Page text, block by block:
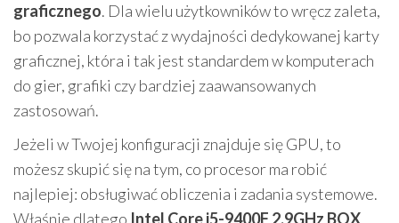
graficznego. Dla wielu użytkowników to wręcz zaleta,
bo pozwala korzystać z wydajności dedykowanej karty
graficznej, która i tak jest standardem w komputerach
do gier, grafiki czy bardziej zaawansowanych
zastosowań.
Jeżeli w Twojej konfiguracji znajduje się GPU, to
możesz skupić się na tym, co procesor ma robić
najlepiej: obsługiwać obliczenia i zadania systemowe.
Właśnie dlatego Intel Core i5-9400F 2,9GHz BOX